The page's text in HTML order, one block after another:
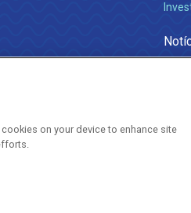
Copyright ® 2026 -
on your device to enhance site